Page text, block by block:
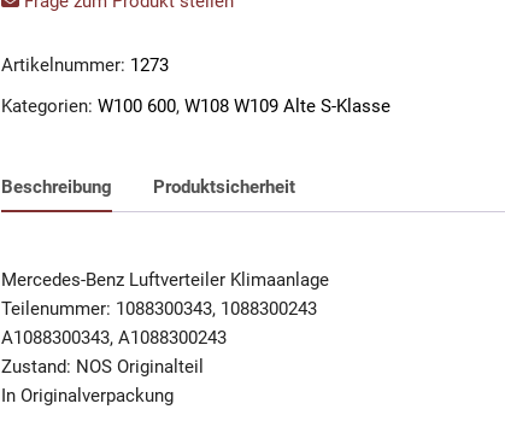
Artikelnummer: 1273
Kategorien: W100 600, W108 W109 Alte S-Klasse
Beschreibung Produktsicherheit
Mercedes-Benz Luftverteiler Klimaanlage
Teilenummer: 1088300343, 1088300243
A1088300343, A1088300243
Zustand: NOS Originalteil
In Originalverpackung